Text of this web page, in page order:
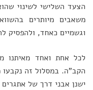
הצעד השלישי לשינוי
משאבים מיותרים
וגשמיים כאחד, ולהפסיק
לכל אחת ואחד מאיתנו
הקב"ה. במסלול זה נקבעו
ישנן אבני דרך של אתגרים